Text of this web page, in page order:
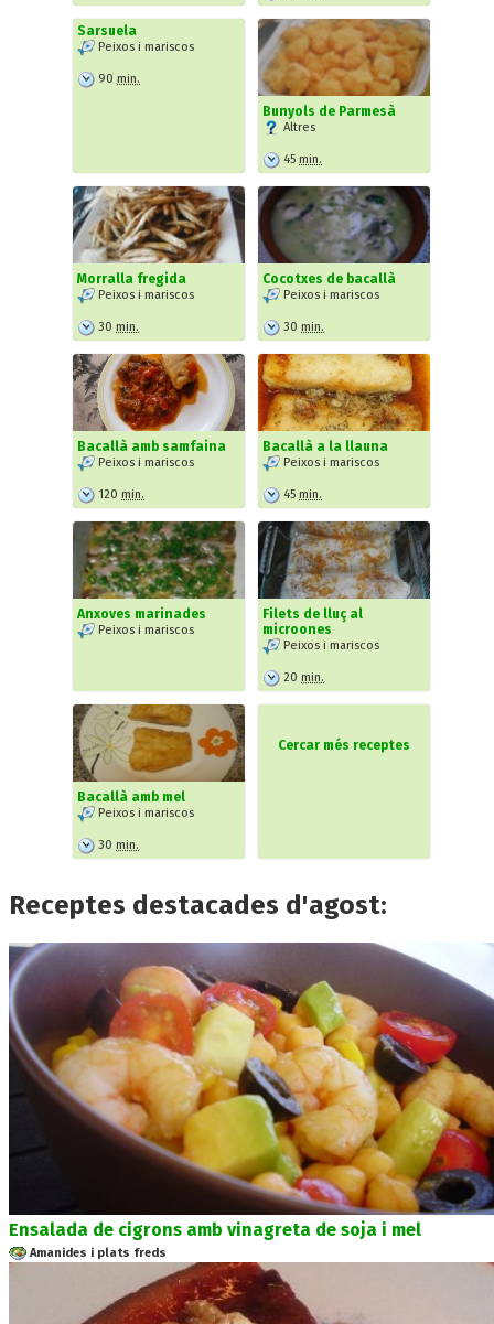
Sarsuela
Peixos i mariscos
90 min.
Bunyols de Parmesà
Altres
45 min.
Morralla fregida
Peixos i mariscos
30 min.
Cocotxes de bacallà
Peixos i mariscos
30 min.
Bacallà amb samfaina
Peixos i mariscos
120 min.
Bacallà a la llauna
Peixos i mariscos
45 min.
Anxoves marinades
Peixos i mariscos
Filets de lluç al
microones
Peixos i mariscos
20 min.
Bacallà amb mel
Peixos i mariscos
30 min.
Cercar més receptes
Receptes destacades d'agost:
Ensalada de cigrons amb vinagreta de soja i mel
Amanides i plats freds